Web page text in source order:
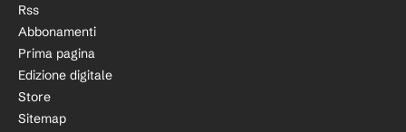
Rss
Abbonamenti
Prima pagina
Edizione digitale
Store
Sitemap